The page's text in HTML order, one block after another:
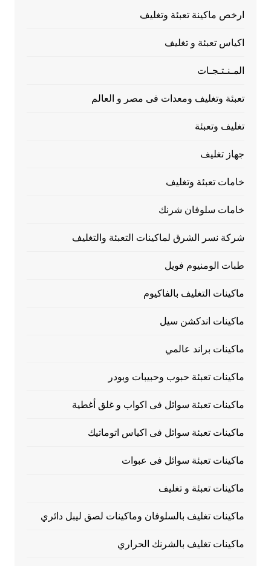
ارخص ماكينة تعبئة وتغليف
اكياس تعبئة و تغليف
المـنـتـجـات
تعبئة وتغليف ومعدات فى مصر و العالم
تغليف وتعبئة
جهاز تغليف
خامات تعبئة وتغليف
خامات سلوفان شرنك
شركة نسر الشرق لماكينات التعبئة والتغليف
طبات الومنيوم فويل
ماكينات التغليف بالفاكيوم
ماكينات اندكشن سيل
ماكينات براند عالمي
ماكينات تعبئة حبوب وحبيبات وبودر
ماكينات تعبئة سوائل فى اكواب و غلق أغطية
ماكينات تعبئة سوائل فى اكياس اتوماتيك
ماكينات تعبئة سوائل فى عبوات
ماكينات تعبئة و تغليف
ماكينات تغليف بالسلوفان وماكينات لصق ليبل دائري
ماكينات تغليف بالشرنك الحراري